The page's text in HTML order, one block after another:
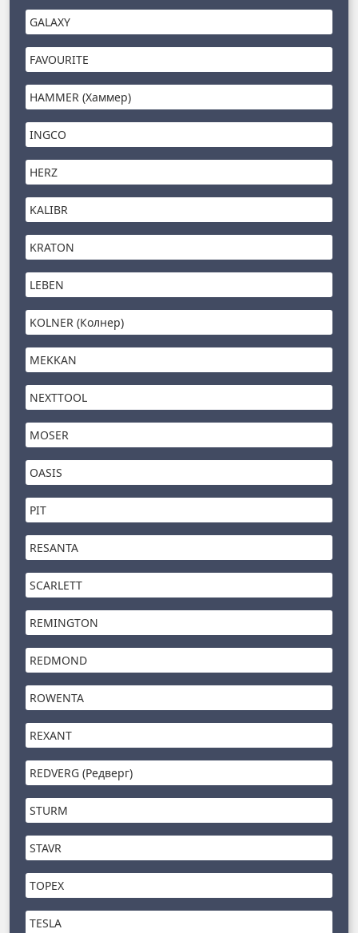
GALAXY
FAVOURITE
HAMMER (Хаммер)
INGCO
HERZ
KALIBR
KRATON
LEBEN
KOLNER (Колнер)
MEKKAN
NEXTTOOL
MOSER
OASIS
PIT
RESANTA
SCARLETT
REMINGTON
REDMOND
ROWENTA
REXANT
REDVERG (Редверг)
STURM
STAVR
TOPEX
TESLA